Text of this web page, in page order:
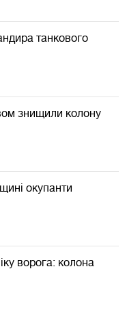
танкового
знищили колону
окупанти
ворога: колона